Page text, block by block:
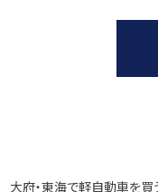
大府・東海で軽自動車を買